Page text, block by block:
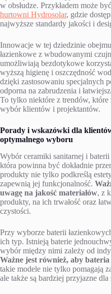
w obsłudze. Przykładem może być
hurtowni Hydrosolar, gdzie
najwyższe standardy jakości i
Innowacje w tej dziedzinie
łazienkowe z wbudowanymi
umożliwiają bezdotykowe
wyższą higienę i oszczędność
dzięki zastosowaniu specjalnych
odporna na zabrudzenia i
To tylko niektóre z trendów, które
wybór klientów i projektantów.
Porady i wskazówki dla
optymalnego wyboru
Wybór ceramiki sanitarnej i
która powinna być dokładnie
produkty nie tylko podkreślą
zapewnią jej funkcjonalność.
uwagę na jakość materiałów, z
produkty, na ich trwałość oraz
czystości.
Przy wyborze baterii
ich typ. Istnieją baterie
wybór między nimi zależy od
Ważne jest również, aby bateria
takie modele nie tylko pomagają
ale także są bardziej przyjazne